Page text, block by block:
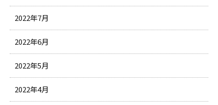
2022年7月
2022年6月
2022年5月
2022年4月